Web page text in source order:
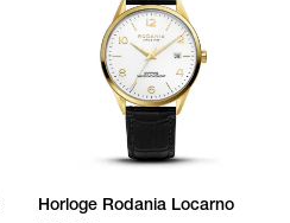
Horloge Rodania Locarno